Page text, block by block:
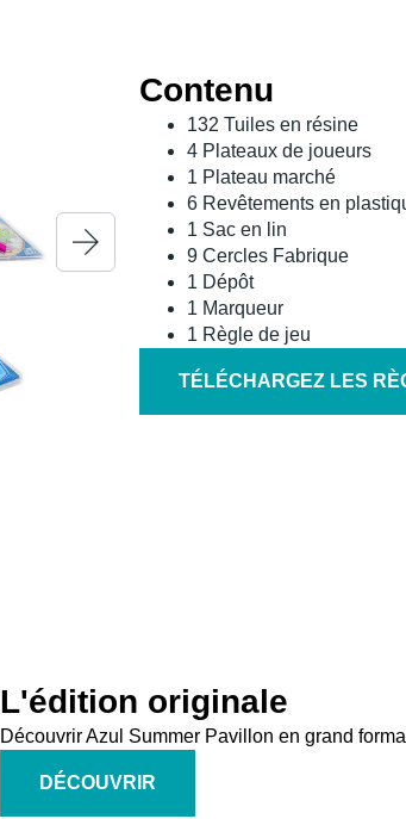
Contenu
132 Tuiles en résine
4 Plateaux de joueurs
1 Plateau marché
6 Revêtements en
1 Sac en lin
9 Cercles Fabrique
1 Dépôt
1 Marqueur
1 Règle de jeu
TÉLÉCHARGEZ LES
L'édition originale
Découvrir Azul Summer Pavillon en grand
DÉCOUVRIR